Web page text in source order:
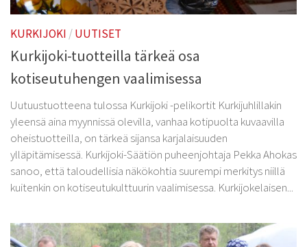
KURKIJOKI /UUTISET
Kurkijoki-tuotteilla tärkeä osa
kotiseutuhengen vaalimisessa
Uutuustuotteena tulossa Kurkijoki -pelikortit Kurkijuhlillakin
yleensä aina myynnissä olevilla, vanhaa kotipuolta kuvaavilla
oheistuotteilla, on tärkeä sijansa karjalaisuuden
ylläpitämisessä. Kurkijoki-Säätiön puheenjohtaja Pekka Ahokas
sanoo, että taloudellisia näkökohtia suurempi merkitys niillä
kuitenkin on kotiseutukulttuurin vaalimisessa. Kurkijokelaisen...